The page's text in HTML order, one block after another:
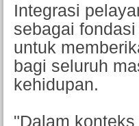
Integrasi
sebagai
untuk
bagi seluruh
kehidupan.
"Dalam